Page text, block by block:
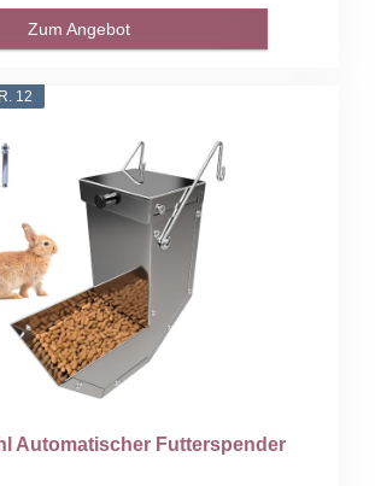
Zum Angebot
12
Automatischer Futterspender